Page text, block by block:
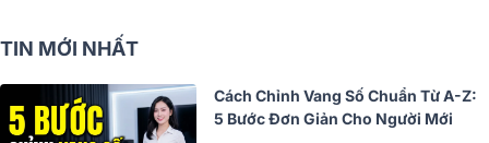
TIN MỚI NHẤT
Cách Chỉnh Vang Số Chuẩn Từ A-Z:
5 Bước Đơn Giản Cho Người Mới